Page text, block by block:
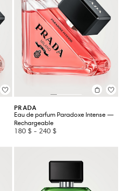
PRADA
Eau de parfum Paradoxe Intense —
Rechargeable
180 $ - 240 $